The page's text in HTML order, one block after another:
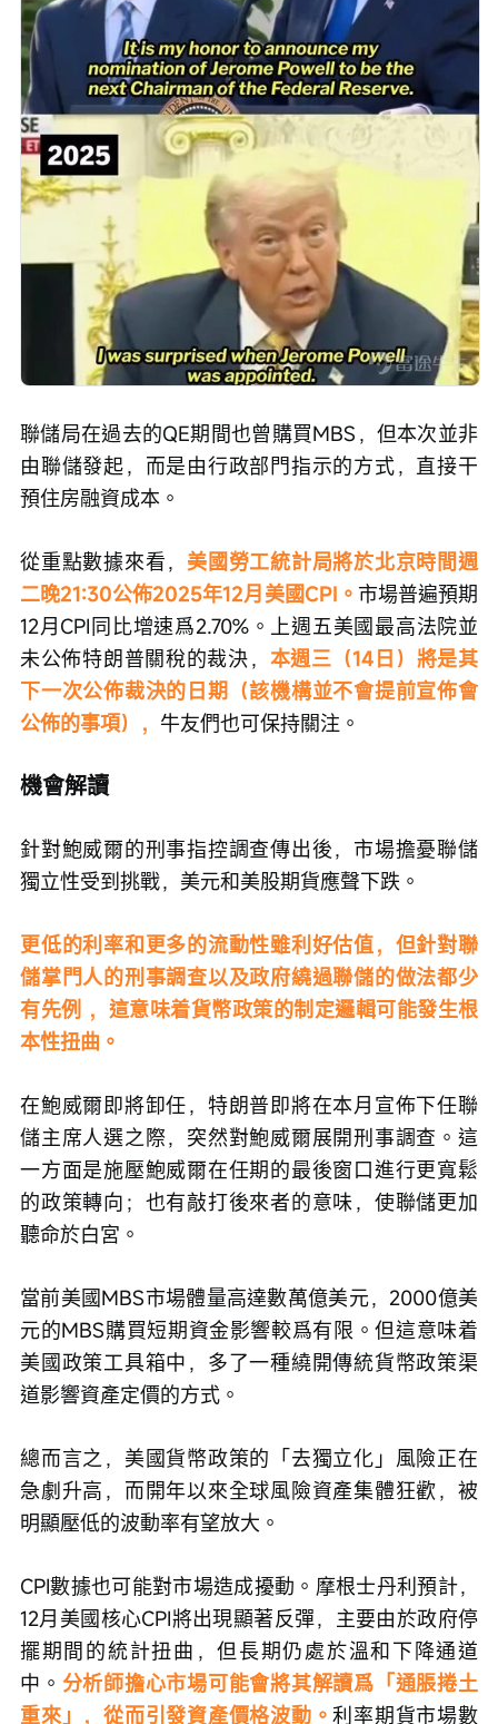
聯儲局在過去的QE期間也曾購買MBS，但本次並非
由聯儲發起，而是由行政部門指示的方式，直接干
預住房融資成本。
從重點數據來看， 美國勞工統計局將於北京時間週
二晚21:30公佈2025年12月美國CPI。 市場普遍預期
12月CPI同比增速爲2.70%。上週五美國最高法院並
未公佈特朗普關稅的裁決， 本週三（14日）將是其
下一次公佈裁決的日期（該機構並不會提前宣佈會
公佈的事項）， 牛友們也可保持關注。
機會解讀
針對鮑威爾的刑事指控調查傳出後，市場擔憂聯儲
獨立性受到挑戰，美元和美股期貨應聲下跌。
更低的利率和更多的流動性雖利好估值，但針對聯
儲掌門人的刑事調查以及政府繞過聯儲的做法都少
有先例 ，這意味着貨幣政策的制定邏輯可能發生根
本性扭曲。
在鮑威爾即將卸任，特朗普即將在本月宣佈下任聯
儲主席人選之際，突然對鮑威爾展開刑事調查。這
一方面是施壓鮑威爾在任期的最後窗口進行更寬鬆
的政策轉向；也有敲打後來者的意味，使聯儲更加
聽命於白宮。
當前美國MBS市場體量高達數萬億美元，2000億美
元的MBS購買短期資金影響較爲有限。但這意味着
美國政策工具箱中，多了一種繞開傳統貨幣政策渠
道影響資產定價的方式。
總而言之，美國貨幣政策的「去獨立化」風險正在
急劇升高，而開年以來全球風險資產集體狂歡，被
明顯壓低的波動率有望放大。
CPI數據也可能對市場造成擾動。摩根士丹利預計，
12月美國核心CPI將出現顯著反彈，主要由於政府停
擺期間的統計扭曲，但長期仍處於溫和下降通道
中。 分析師擔心市場可能會將其解讀爲「通脹捲土
重來」，從而引發資產價格波動。利率期貨市場數